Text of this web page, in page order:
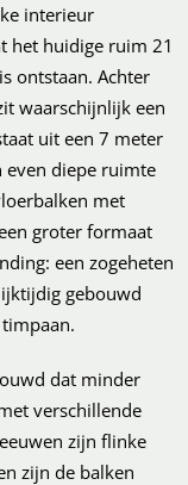
interieur
het huidige ruim 21
ontstaan. Achter
waarschijnlijk een
uit een 7 meter
even diepe ruimte
met
groter formaat
een zogeheten
gebouwd
dat minder
verschillende
zijn flinke
zijn de balken